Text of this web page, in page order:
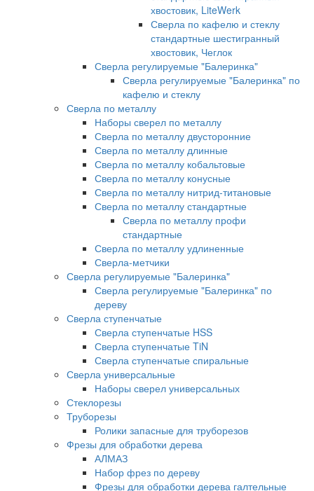
хвостовик, LiteWerk
Сверла по кафелю и стеклу
стандартные шестигранный
хвостовик, Чеглок
Сверла регулируемые "Балеринка"
Сверла регулируемые "Балеринка" по
кафелю и стеклу
Сверла по металлу
Наборы сверел по металлу
Сверла по металлу двусторонние
Сверла по металлу длинные
Сверла по металлу кобальтовые
Сверла по металлу конусные
Сверла по металлу нитрид-титановые
Сверла по металлу стандартные
Сверла по металлу профи
стандартные
Сверла по металлу удлиненные
Сверла-метчики
Сверла регулируемые "Балеринка"
Сверла регулируемые "Балеринка" по
дереву
Сверла ступенчатые
Сверла ступенчатые HSS
Сверла ступенчатые TiN
Сверла ступенчатые спиральные
Сверла универсальные
Наборы сверел универсальных
Стеклорезы
Труборезы
Ролики запасные для труборезов
Фрезы для обработки дерева
АЛМАЗ
Набор фрез по дереву
Фрезы для обработки дерева галтельные